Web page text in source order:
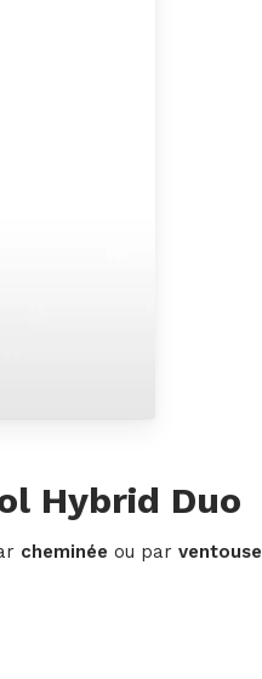
Hybrid Duo
cheminée ou parventouse